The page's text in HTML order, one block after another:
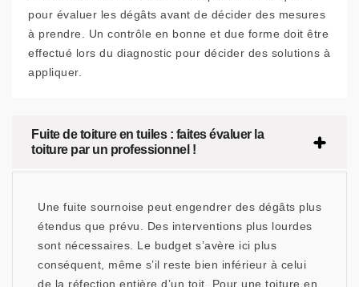
pour évaluer les dégâts avant de décider des mesures
à prendre. Un contrôle en bonne et due forme doit être
effectué lors du diagnostic pour décider des solutions à
appliquer.
Fuite de toiture en tuiles : faites évaluer la
toiture par un professionnel !
Une fuite sournoise peut engendrer des dégâts plus
étendus que prévu. Des interventions plus lourdes
sont nécessaires. Le budget s’avère ici plus
conséquent, même s’il reste bien inférieur à celui
de la réfection entière d’un toit. Pour une toiture en